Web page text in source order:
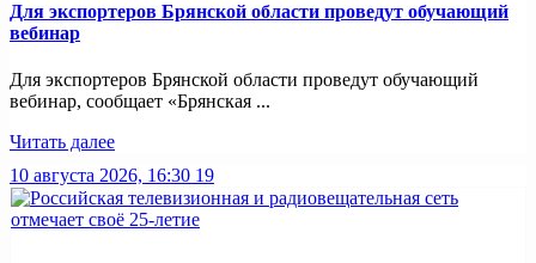
Для экспортеров Брянской области проведут обучающий
вебинар
Для экспортеров Брянской области проведут обучающий
вебинар, сообщает «Брянская ...
Читать далее
10 августа 2026, 16:30 19